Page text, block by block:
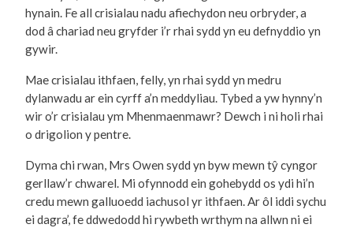
hynain. Fe all crisialau nadu afiechydon neu orbryder, a
dod â chariad neu gryfder i’r rhai sydd yn eu defnyddio yn
gywir.
Mae crisialau ithfaen, felly, yn rhai sydd yn medru
dylanwadu ar ein cyrff a’n meddyliau. Tybed a yw hynny’n
wir o’r crisialau ym Mhenmaenmawr? Dewch i ni holi rhai
o drigolion y pentre.
Dyma chi rwan, Mrs Owen sydd yn byw mewn tŷ cyngor
gerllaw’r chwarel. Mi ofynnodd ein gohebydd os ydi hi’n
credu mewn galluoedd iachusol yr ithfaen. Ar ôl iddi sychu
ei dagra’, fe ddwedodd hi rywbeth wrthym na allwn ni ei